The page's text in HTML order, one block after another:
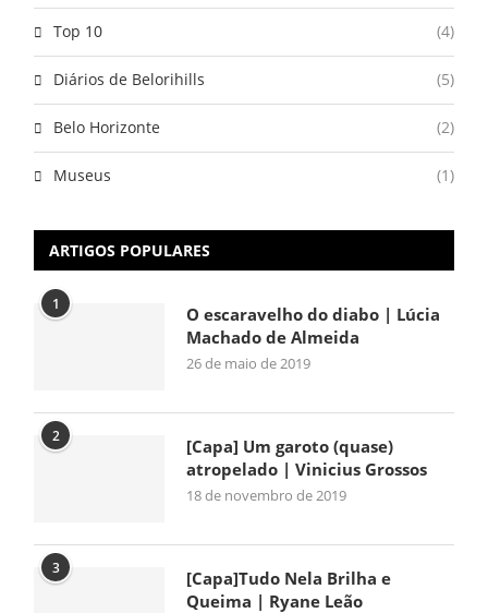
Top 10 (4)
Diários de Belorihills (5)
Belo Horizonte (2)
Museus (1)
ARTIGOS POPULARES
1
O escaravelho do diabo | Lúcia
Machado de Almeida
26 de maio de 2019
2
[Capa] Um garoto (quase)
atropelado | Vinicius Grossos
18 de novembro de 2019
3
[Capa]Tudo Nela Brilha e
Queima | Ryane Leão